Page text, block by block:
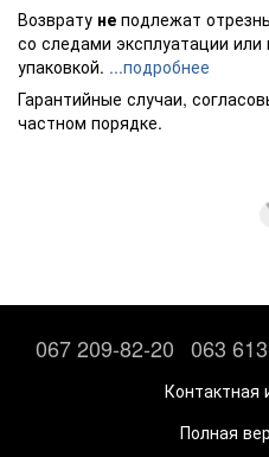
Возврату не подлежат
со следами эксплуатации или
упаковкой. ...подробнее
Гарантийные случаи,
частном порядке.
067 209-82-20 063
Контактная
Полная